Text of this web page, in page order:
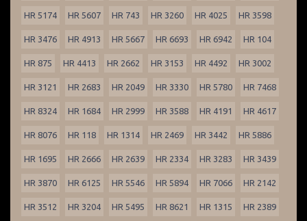
HR 5174 HR 5607 HR 743 HR 3260 HR 4025 HR 3598
HR 3476 HR 4913 HR 5667 HR 6693 HR 6942 HR 104
HR 875 HR 4413 HR 2662 HR 3153 HR 4492 HR 3002
HR 3121 HR 2683 HR 2049 HR 3330 HR 5780 HR 7468
HR 8324 HR 1684 HR 2999 HR 3588 HR 4191 HR 4617
HR 8076 HR 118 HR 1314 HR 2469 HR 3442 HR 5886
HR 1695 HR 2666 HR 2639 HR 2334 HR 3283 HR 3439
HR 3870 HR 6125 HR 5546 HR 5894 HR 7066 HR 2142
HR 3512 HR 3204 HR 5495 HR 8621 HR 1315 HR 2389